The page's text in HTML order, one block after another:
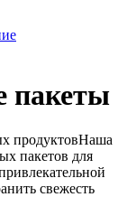
пакеты
Наша
пакетов для
свежесть